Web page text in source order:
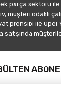
parça sektörü
müşteri odaklı
prensibi ile
satışında